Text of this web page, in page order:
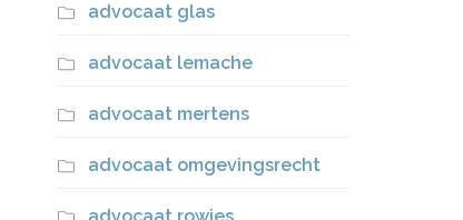
advocaat glas
advocaat lemache
advocaat mertens
advocaat omgevingsrecht